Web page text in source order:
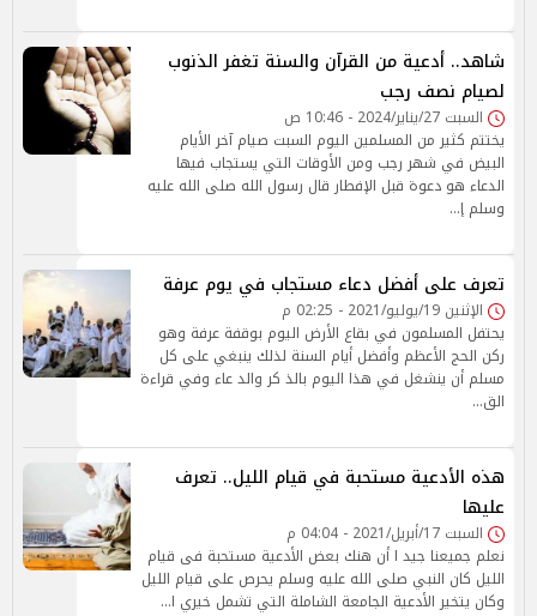
شاهد.. أدعية من القرآن والسنة تغفر الذنوب
لصيام نصف رجب
السبت 27/يناير/2024 - 10:46 ص
يختتم كثير من المسلمين اليوم السبت صيام آخر الأيام
البيض في شهر رجب ومن الأوقات التي يستجاب فيها
الدعاء هو دعوة قبل الإفطار قال رسول الله صلى الله عليه
وسلم إ…
تعرف على أفضل دعاء مستجاب في يوم عرفة
الإثنين 19/يوليو/2021 - 02:25 م
يحتفل المسلمون في بقاع الأرض اليوم بوقفة عرفة وهو
ركن الحج الأعظم وأفضل أيام السنة لذلك ينبغي على كل
مسلم أن ينشغل في هذا اليوم بالذ كر والد عاء وفي قراءة
الق…
هذه الأدعية مستحبة في قيام الليل.. تعرف
عليها
السبت 17/أبريل/2021 - 04:04 م
نعلم جميعنا جيد ا أن هنك بعض الأدعية مستحبة فى قيام
الليل كان النبي صلى الله عليه وسلم يحرص على قيام الليل
وكان يتخير الأدعية الجامعة الشاملة التي تشمل خيري ا…